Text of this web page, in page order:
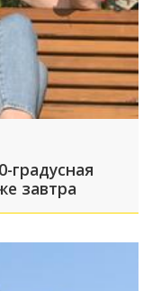
градусная
завтра